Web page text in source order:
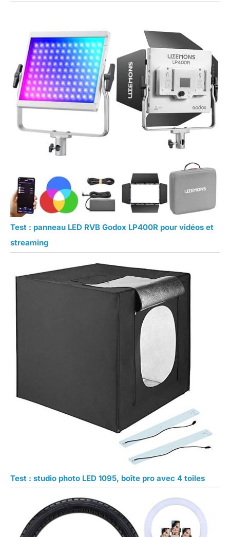
Test : panneau LED RVB Godox LP400R pour vidéos et
streaming
Test : studio photo LED 1095, boîte pro avec 4 toiles